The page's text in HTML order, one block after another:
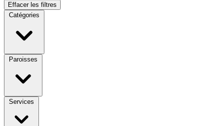
Effacer les filtres
Catégories
Paroisses
Services